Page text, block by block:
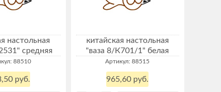
настольная
средняя
88510
руб.
китайская настольная
"ваза 8/К701/1" белая
Артикул: 88515
965,60 руб.